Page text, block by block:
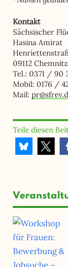
Kontakt
Sächsischer
Hasina Amirat
09112 Chemnitz
Tel.: 0371 / 90
Mobil: 0176 /
Mail:
Teile diesen